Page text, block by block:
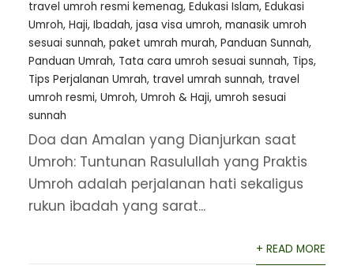
travel umroh resmi kemenag, Edukasi Islam, Edukasi
Umroh, Haji, Ibadah, jasa visa umroh, manasik umroh
sesuai sunnah, paket umrah murah, Panduan Sunnah,
Panduan Umrah, Tata cara umroh sesuai sunnah, Tips,
Tips Perjalanan Umrah, travel umrah sunnah, travel
umroh resmi, Umroh, Umroh & Haji, umroh sesuai
sunnah
Doa dan Amalan yang Dianjurkan saat
Umroh: Tuntunan Rasulullah yang Praktis
Umroh adalah perjalanan hati sekaligus
rukun ibadah yang sarat...
+ READ MORE